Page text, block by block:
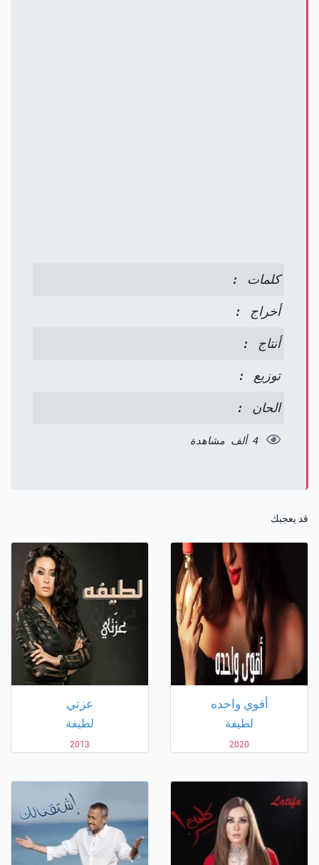
كلمات :
أخراج :
أنتاج :
توزيع :
الحان :
4 ألف مشاهدة
قد يعجبك
أقوي واحده
لطيفة
2020
عزتي
لطيفة
2013